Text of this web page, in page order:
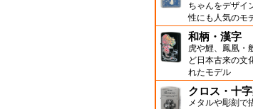
ちゃんをデザイ
性にも人気のモ
和柄・漢字
虎や鯉、鳳凰・
ど日本古来の文
れたモデル
クロス・十
メタルや彫刻で